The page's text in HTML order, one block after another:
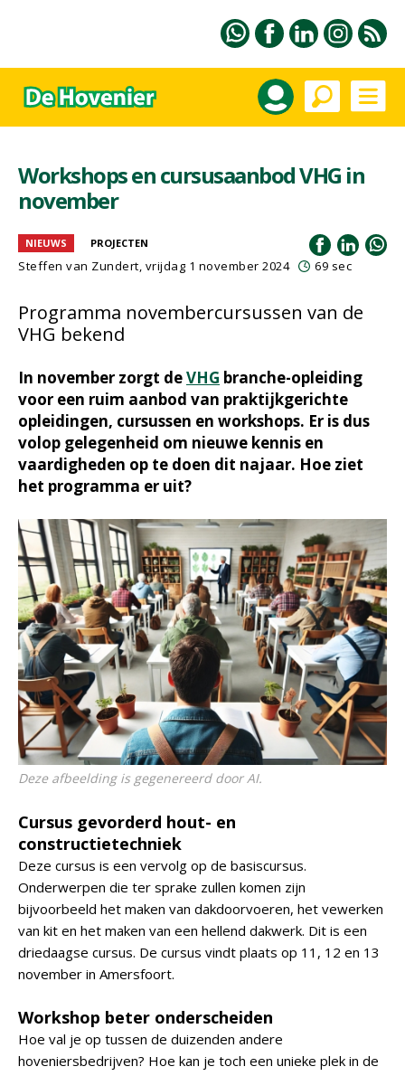
Workshops en cursusaanbod VHG in
november
NIEUWS PROJECTEN
Steffen van Zundert, vrijdag 1 november 2024 69 sec
Programma novembercursussen van de
VHG bekend
In november zorgt deVHG branche-opleiding
voor een ruim aanbod van praktijkgerichte
opleidingen, cursussen en workshops. Er is dus
volop gelegenheid om nieuwe kennis en
vaardigheden op te doen dit najaar. Hoe ziet
het programma er uit?
Deze afbeelding is gegenereerd door AI.
Cursus gevorderd hout- en
constructietechniek
Deze cursus is een vervolg op de basiscursus.
Onderwerpen die ter sprake zullen komen zijn
bijvoorbeeld het maken van dakdoorvoeren, het vewerken
van kit en het maken van een hellend dakwerk. Dit is een
driedaagse cursus. De cursus vindt plaats op 11, 12 en 13
november in Amersfoort.
Workshop beter onderscheiden
Hoe val je op tussen de duizenden andere
hoveniersbedrijven? Hoe kan je toch een unieke plek in de